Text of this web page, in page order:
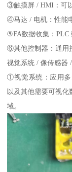
③触摸屏 / HMI：可
④马达 / 电机：性能
⑤FA数据收集：PLC
⑥其他控制器：通用
视觉系统 / 像传感器
①视觉系统：应用多
以及其他需要可视化
域。